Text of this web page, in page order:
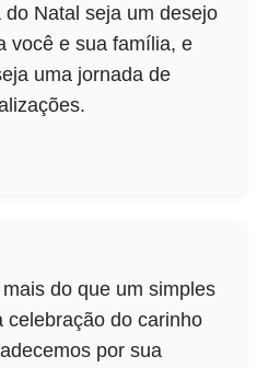
do Natal seja um desejo
você e sua família, e
uma jornada de
do que um simples
celebração do carinho
por sua